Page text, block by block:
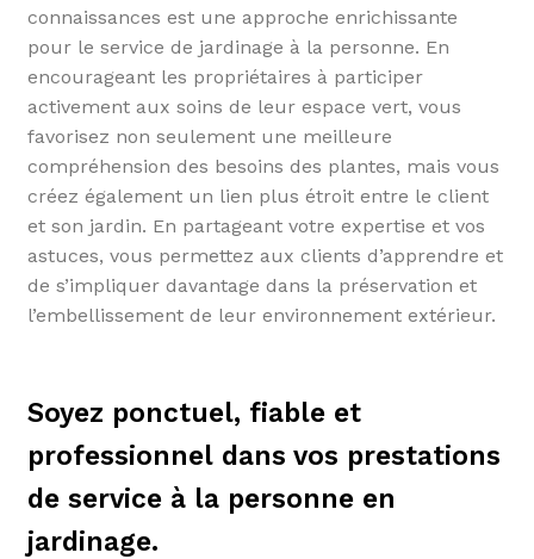
connaissances est une approche enrichissante
pour le service de jardinage à la personne. En
encourageant les propriétaires à participer
activement aux soins de leur espace vert, vous
favorisez non seulement une meilleure
compréhension des besoins des plantes, mais vous
créez également un lien plus étroit entre le client
et son jardin. En partageant votre expertise et vos
astuces, vous permettez aux clients d’apprendre et
de s’impliquer davantage dans la préservation et
l’embellissement de leur environnement extérieur.
Soyez ponctuel, fiable et
professionnel dans vos prestations
de service à la personne en
jardinage.